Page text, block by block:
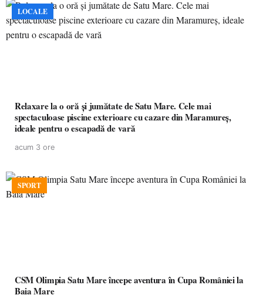
LOCALE
Relaxare la o oră și jumătate de Satu Mare. Cele mai
spectaculoase piscine exterioare cu cazare din Maramureș,
ideale pentru o escapadă de vară
acum 3 ore
SPORT
CSM Olimpia Satu Mare începe aventura în Cupa României la
Baia Mare